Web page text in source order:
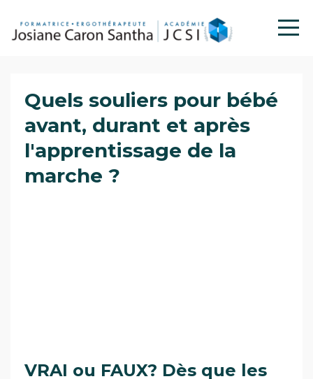
Quels souliers pour bébé
avant, durant et après
l'apprentissage de la
marche ?
VRAI ou FAUX? Dès que les